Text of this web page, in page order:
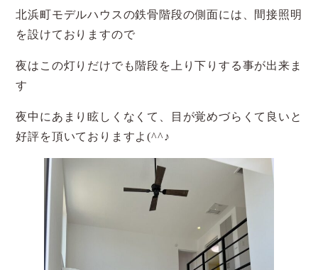
北浜町モデルハウスの鉄骨階段の側面には、間接照明
を設けておりますので
夜はこの灯りだけでも階段を上り下りする事が出来ま
す
夜中にあまり眩しくなくて、目が覚めづらくて良いと
好評を頂いておりますよ(^^♪